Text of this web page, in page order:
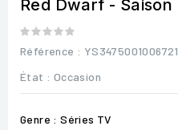
Red Dwarf - Saison
Référence : YS3475001006721
État : Occasion
Genre : Séries TV